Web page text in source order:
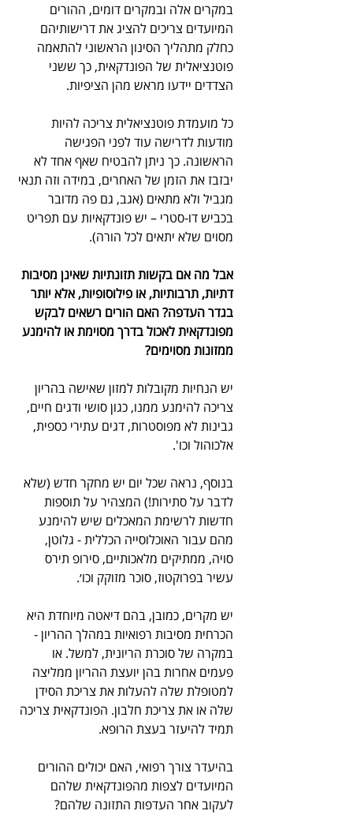
במקרים אלה ובמקרים דומים, ההורים
המיועדים צריכים להציג את דרישותיהם
כחלק מתהליך הסינון הראשוני להתאמה
פוטנציאלית של הפונדקאית, כך ששני
הצדדים יידעו מראש מהן הציפיות.
כל מועמדת פוטנציאלית צריכה להיות
מודעות לדרישה עוד לפני הפגישה
הראשונה. כך ניתן להבטיח שאף אחד לא
יבזבז את הזמן של האחרים, במידה וזה תנאי
מגביל ולא מתאים (אגב, גם פה מדובר
בכביש דו-סטרי – יש פונדקאיות עם תפריט
מסוים שלא יתאים לכל הורה).
אבל מה אם בקשות תזונתיות שאינן מסיבות
דתיות, תרבותיות, או פילוסופיות, אלא יותר
בגדר העדפה? האם הורים רשאים לבקש
מפונדקאית לאכול בדרך מסוימת או להימנע
ממזונות מסוימים?
יש הנחיות מקובלות למזון שאישה בהריון
צריכה להימנע ממנו, כגון סושי ודגים חיים,
גבינות לא מפוסטרות, דגים עתירי כספית,
אלכוהול וכו'.
בנוסף, נראה שכל יום יש מחקר חדש (שלא
לדבר על סתירות!) המצהיר על תוספות
חדשות לרשימת המאכלים שיש להימנע
מהם עבור האוכלוסייה הכללית - גלוטן,
סויה, ממתיקים מלאכותיים, סירופ תירס
עשיר בפרוקטוז, סוכר מזוקק וכו׳.
יש מקרים, כמובן, בהם דיאטה מיוחדת היא
הכרחית מסיבות רפואיות במהלך ההריון -
במקרה של סוכרת הריונית, למשל. או
פעמים אחרות בהן יועצת ההריון ממליצה
למטופלת שלה להעלות את צריכת הסידן
שלה או את צריכת חלבון. הפונדקאית צריכה
תמיד להיעזר בעצת הרופא.
בהיעדר צורך רפואי, האם יכולים ההורים
המיועדים לצפות מהפונדקאית שלהם
לעקוב אחר העדפות התזונה שלהם?